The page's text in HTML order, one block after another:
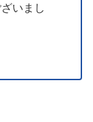
いまし